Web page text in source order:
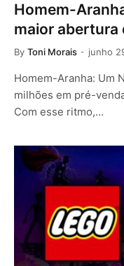
Homem-
maior abertura
By Toni Morais junho
Homem-Aranha: Um
milhões em pré-
Com esse ritmo,…